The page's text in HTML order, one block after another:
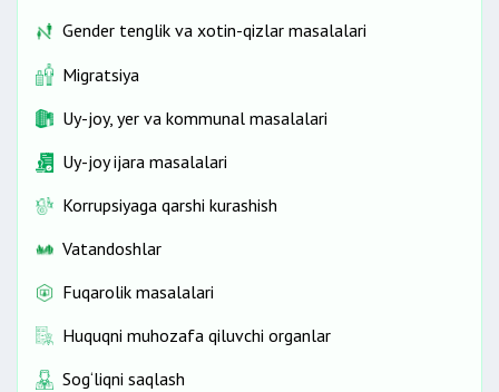
Gender tenglik va xotin-qizlar masalalari
Migratsiya
Uy-joy, yer va kommunal masalalari
Uy-joy ijara masalalari
Korrupsiyaga qarshi kurashish
Vatandoshlar
Fuqarolik masalalari
Huquqni muhozafa qiluvchi organlar
Sog‘liqni saqlash